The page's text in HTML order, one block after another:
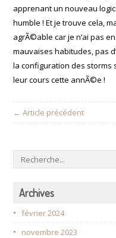
apprenant un nouveau
humble ! Et je trouve cela,
agrÃ©able car je n’ai pas
mauvaises habitudes, pas
la configuration des
leur cours cette annÃ©e !
← Article précédent
Archives
février 2024
novembre 2023